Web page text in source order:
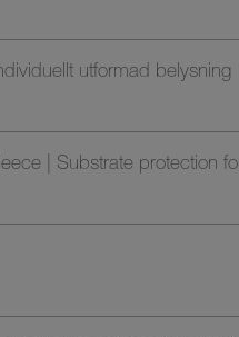
utformad belysning
| Substrate protection